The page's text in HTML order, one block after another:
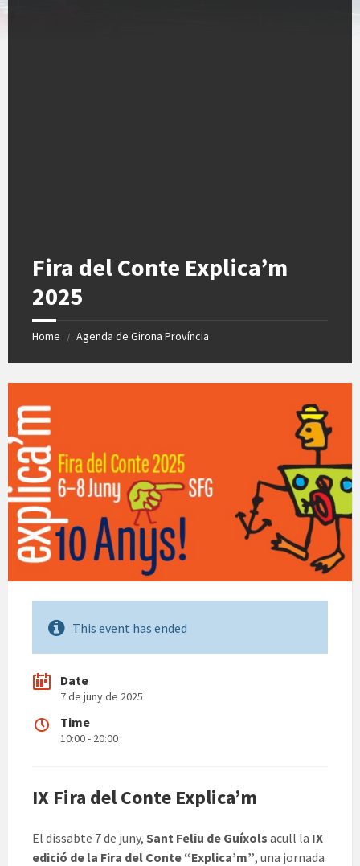
Fira del Conte Explica’m
2025
Home / Agenda de Girona Província
This event has ended
Date
7 de juny de 2025
Time
10:00 - 20:00
IX Fira del Conte Explica’m
El dissabte 7 de juny, Sant Feliu de Guíxols acull la IX
edició de la Fira del Conte “Explica’m”, una jornada